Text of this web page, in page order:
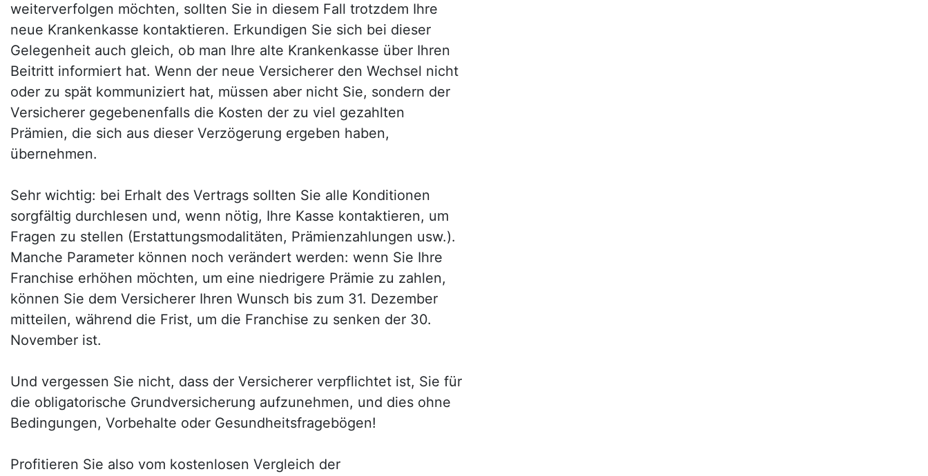
weiterverfolgen möchten, sollten Sie in diesem Fall trotzdem Ihre
neue Krankenkasse kontaktieren. Erkundigen Sie sich bei dieser
Gelegenheit auch gleich, ob man Ihre alte Krankenkasse über Ihren
Beitritt informiert hat. Wenn der neue Versicherer den Wechsel nicht
oder zu spät kommuniziert hat, müssen aber nicht Sie, sondern der
Versicherer gegebenenfalls die Kosten der zu viel gezahlten
Prämien, die sich aus dieser Verzögerung ergeben haben,
übernehmen.
Sehr wichtig: bei Erhalt des Vertrags sollten Sie alle Konditionen
sorgfältig durchlesen und, wenn nötig, Ihre Kasse kontaktieren, um
Fragen zu stellen (Erstattungsmodalitäten, Prämienzahlungen usw.).
Manche Parameter können noch verändert werden: wenn Sie Ihre
Franchise erhöhen möchten, um eine niedrigere Prämie zu zahlen,
können Sie dem Versicherer Ihren Wunsch bis zum 31. Dezember
mitteilen, während die Frist, um die Franchise zu senken der 30.
November ist.
Und vergessen Sie nicht, dass der Versicherer verpflichtet ist, Sie für
die obligatorische Grundversicherung aufzunehmen, und dies ohne
Bedingungen, Vorbehalte oder Gesundheitsfragebögen!
Profitieren Sie also vom kostenlosen Vergleich der